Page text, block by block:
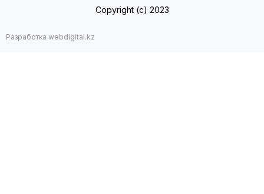
Copyright (с) 2023
Разработка webdigital.kz